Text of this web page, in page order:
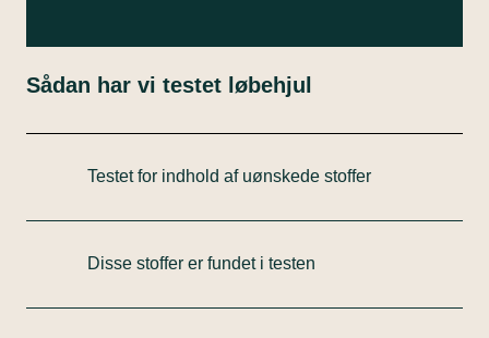
Sådan har vi testet løbehjul
Testet for indhold af uønskede stoffer
laboratorium. Fem løbehjul er trehjulede til de
traditionelle tohjulede løbehjul til børn fra fem til
Disse stoffer er fundet i testen